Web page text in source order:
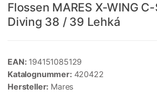
Flossen MARES X-WING
Diving 38 / 39 Lehká
EAN: 194151085129
Katalognummer: 420422
Hersteller: Mares